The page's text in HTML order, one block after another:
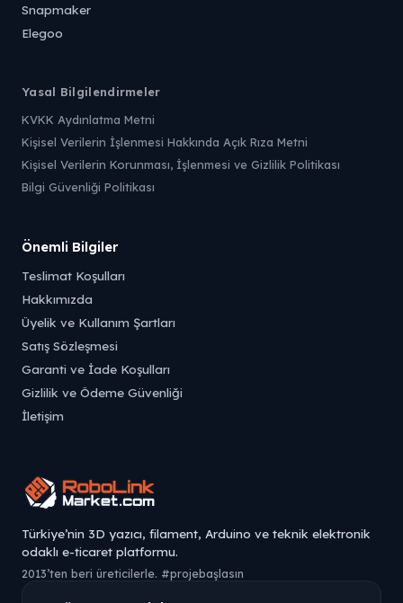
Snapmaker
Elegoo
Yasal Bilgilendirmeler
KVKK Aydınlatma Metni
Kişisel Verilerin İşlenmesi Hakkında Açık Rıza Metni
Kişisel Verilerin Korunması, İşlenmesi ve Gizlilik Politikası
Bilgi Güvenliği Politikası
Önemli Bilgiler
Teslimat Koşulları
Hakkımızda
Üyelik ve Kullanım Şartları
Satış Sözleşmesi
Garanti ve İade Koşulları
Gizlilik ve Ödeme Güvenliği
İletişim
Türkiye’nin 3D yazıcı, filament, Arduino ve teknik elektronik
odaklı e-ticaret platformu.
2013’ten beri üreticilerle. #projebaşlasın